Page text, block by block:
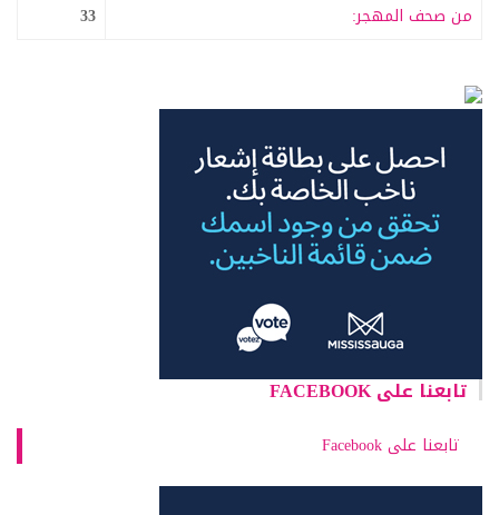
من صحف المهجر:
33
تابعنا على FACEBOOK
تابعنا على Facebook